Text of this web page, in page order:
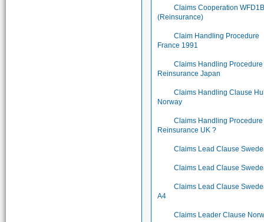
Claims Cooperation
(Reinsurance)
Claim Handling Procedure
France 1991
Claims Handling Procedure
Reinsurance Japan
Claims Handling Clause
Norway
Claims Handling Procedure
Reinsurance UK ?
Claims Lead Clause
Claims Lead Clause
Claims Lead Clause
A4
Claims Leader Clause